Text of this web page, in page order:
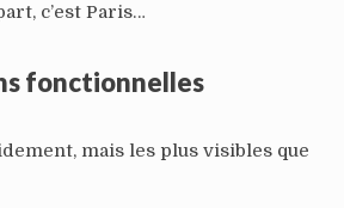
c’est Paris…
fonctionnelles
mais les plus visibles que